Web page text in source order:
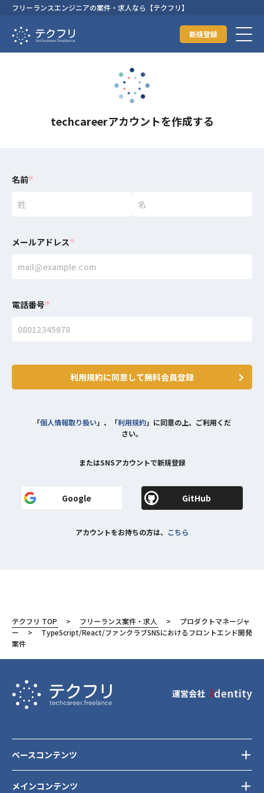
フリーランスエンジニアの案件・求人なら【テクフリ】
新規登録
techcareerアカウントを作成する
名前※
メールアドレス※
電話番号※
利用規約に同意して無料会員登録
「個人情報取り扱い」、「利用規約」に同意の上、ご利用くだ
さい。
またはSNSアカウントで新規登録
Google GitHub
アカウントをお持ちの方は、 こちら
テクフリ TOP フリーランス案件・求人
プロダクトマネージャ
ー
TypeScript/React/ファンクラブSNSにおけるフロントエンド開発
案件
運営会社
メインコンテンツ
ベースコンテンツ